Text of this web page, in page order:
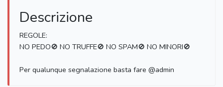
Descrizione
REGOLE:
NO PEDO🚫 NO TRUFFE🚫 NO SPAM🚫 NO MINORI🚫
Per qualunque segnalazione basta fare @admin